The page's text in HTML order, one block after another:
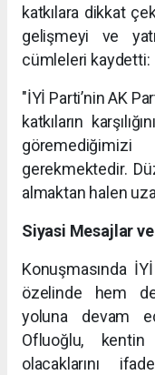
katkılara dikkat
gelişmeyi ve
cümleleri kaydetti:
"İYİ Parti’nin AK
katkıların
gerekmektedir.
almaktan halen
Siyasi Mesajlar ve
Konuşmasında
özelinde hem
yoluna devam
Ofluoğlu, kentin
olacaklarını